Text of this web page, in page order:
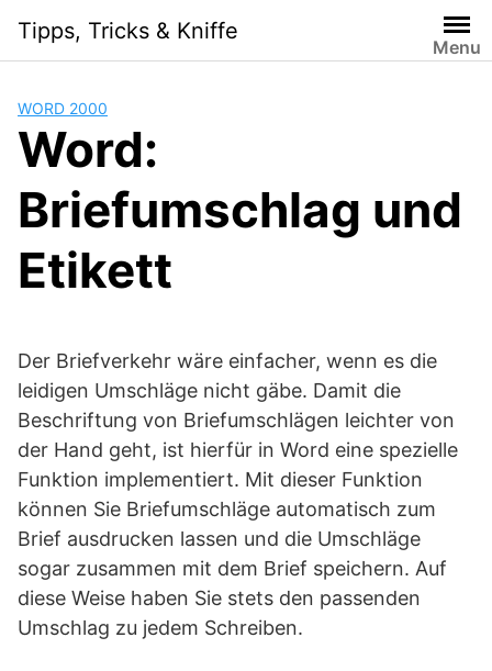
content
Tipps, Tricks & Kniffe
Menu
WORD 2000
Word:
Briefumschlag und
Etikett
Der Briefverkehr wäre einfacher, wenn es die
leidigen Umschläge nicht gäbe. Damit die
Beschriftung von Briefumschlägen leichter von
der Hand geht, ist hierfür in Word eine spezielle
Funktion implementiert. Mit dieser Funktion
können Sie Briefumschläge automatisch zum
Brief ausdrucken lassen und die Umschläge
sogar zusammen mit dem Brief speichern. Auf
diese Weise haben Sie stets den passenden
Umschlag zu jedem Schreiben.